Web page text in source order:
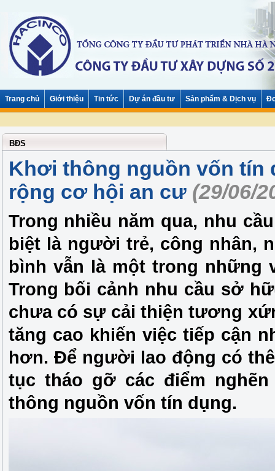
Trang chủ Giới thiệu Tin tức Dự án đầu tư Sản phẩm & Dịch vụ
BĐS
Khơi thông nguồn vốn tín
rộng cơ hội an cư (29/06/
Trong nhiều năm qua, nhu
biệt là người trẻ, công nhân,
bình vẫn là một trong
Trong bối cảnh nhu cầu sở
chưa có sự cải thiện tương
tăng cao khiến việc tiếp cận
hơn. Để người lao động có
tục tháo gỡ các điểm
thông nguồn vốn tín dụng.